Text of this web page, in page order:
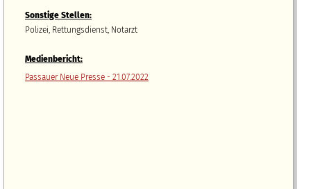
Sonstige Stellen:
Polizei, Rettungsdienst, Notarzt
Medienbericht:
Passauer Neue Presse - 21.07.2022